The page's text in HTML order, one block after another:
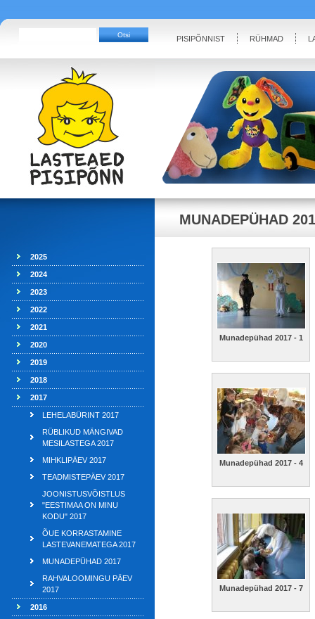
PISIPÕNNIST RÜHMAD
2025
2024
2023
2022
2021
2020
2019
2018
2017
LEHELABÜRINT 2017
RÜBLIKUD MÄNGIVAD
MESILASTEGA 2017
MIHKLIPÄEV 2017
TEADMISTEPÄEV 2017
JOONISTUSVÕISTLUS
"EESTIMAA ON MINU
KODU" 2017
ÕUE KORRASTAMINE
LASTEVANEMATEGA 2017
MUNADEPÜHAD 2017
RAHVALOOMINGU PÄEV
2017
2016
MUNADEPÜHAD
Munadepühad 2017 - 1
Munadepühad 2017 - 4
Munadepühad 2017 - 7